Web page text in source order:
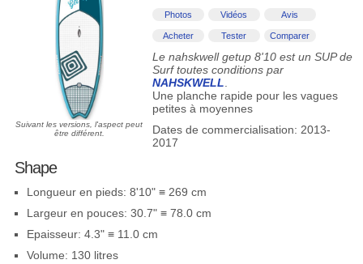
Suivant les versions, l'aspect peut
être différent.
Photos Vidéos Avis
Acheter Tester Comparer
Le nahskwell getup 8'10 est un SUP de
Surf toutes conditions par
NAHSKWELL
Une planche rapide pour les vagues
petites à moyennes
Dates de commercialisation: 2013-
2017
Shape
Longueur en pieds: 8'10" ≡ 269 cm
Largeur en pouces: 30.7" ≡ 78.0 cm
Epaisseur: 4.3" ≡ 11.0 cm
Volume: 130 litres